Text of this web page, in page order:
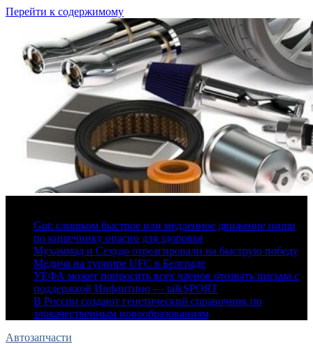
Перейти к содержимому
Gut: слишком быстрое или медленное движение пищи
по кишечнику опасно для здоровья
Мухаммад и Сехудо отреагировали на быструю победу
Медича на турнире UFC в Белграде
УЕФА может попросить всех членов отозвать письма с
поддержкой Инфантино — talkSPORT
В России создают генетический справочник по
злокачественным новообразованиям
Автозапчасти